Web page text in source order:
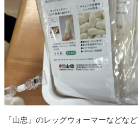
『山忠』のレッグウォーマーなどなど